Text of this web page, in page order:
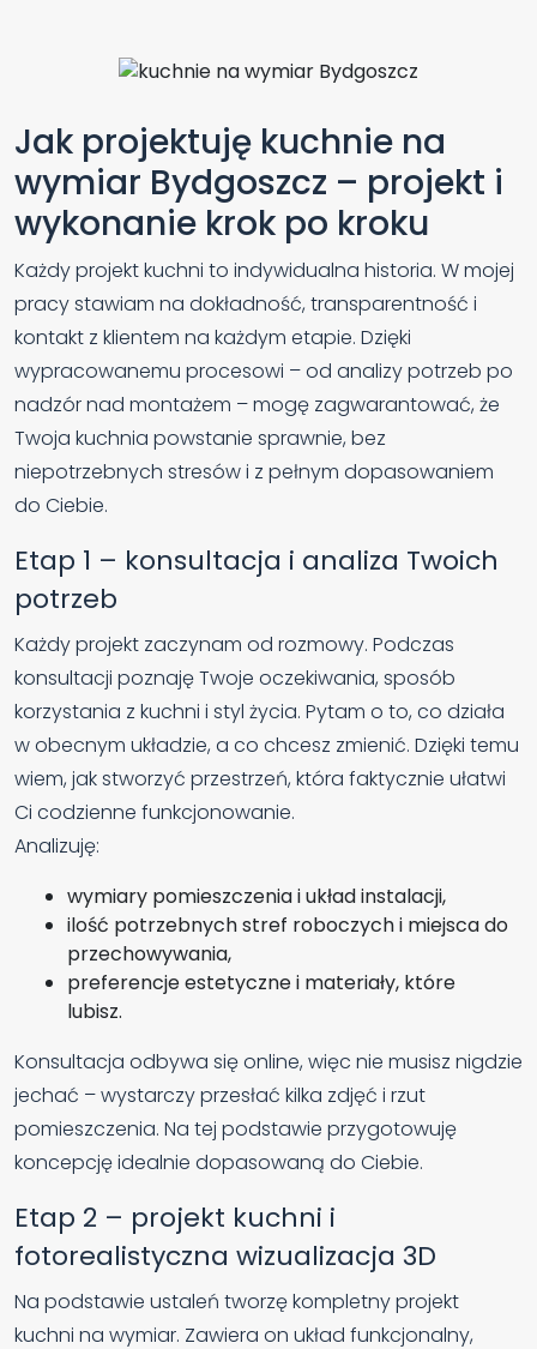
Jak projektuję kuchnie na
wymiar Bydgoszcz – projekt i
wykonanie krok po kroku
Każdy projekt kuchni to indywidualna historia. W mojej
pracy stawiam na dokładność, transparentność i
kontakt z klientem na każdym etapie. Dzięki
wypracowanemu procesowi – od analizy potrzeb po
nadzór nad montażem – mogę zagwarantować, że
Twoja kuchnia powstanie sprawnie, bez
niepotrzebnych stresów i z pełnym dopasowaniem
do Ciebie.
Etap 1 – konsultacja i analiza Twoich
potrzeb
Każdy projekt zaczynam od rozmowy. Podczas
konsultacji poznaję Twoje oczekiwania, sposób
korzystania z kuchni i styl życia. Pytam o to, co działa
w obecnym układzie, a co chcesz zmienić. Dzięki temu
wiem, jak stworzyć przestrzeń, która faktycznie ułatwi
Ci codzienne funkcjonowanie.
Analizuję:
wymiary pomieszczenia i układ instalacji,
ilość potrzebnych stref roboczych i miejsca do
przechowywania,
preferencje estetyczne i materiały, które
lubisz.
Konsultacja odbywa się online, więc nie musisz nigdzie
jechać – wystarczy przesłać kilka zdjęć i rzut
pomieszczenia. Na tej podstawie przygotowuję
koncepcję idealnie dopasowaną do Ciebie.
Etap 2 – projekt kuchni i
fotorealistyczna wizualizacja 3D
Na podstawie ustaleń tworzę kompletny projekt
kuchni na wymiar. Zawiera on układ funkcjonalny,